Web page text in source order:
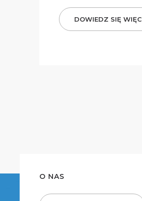
DOWIEDZ SIĘ
O NAS